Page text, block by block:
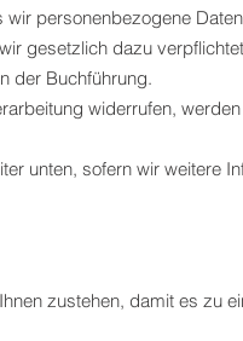
personenbezogene
gesetzlich dazu
der Buchführung.
widerrufen,
unten, sofern wir weitere
zustehen, damit es zu